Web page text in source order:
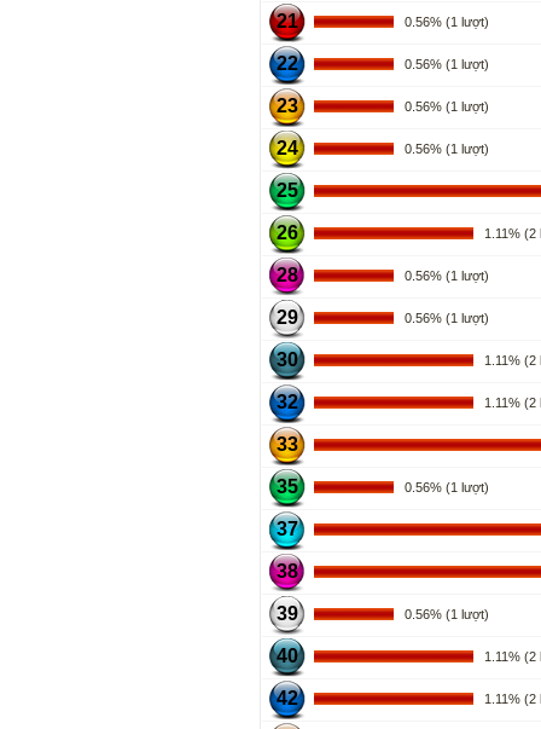
21 0.56% (1 lượt)
22 0.56% (1 lượt)
23 0.56% (1 lượt)
24 0.56% (1 lượt)
25
26 1.11% (2
28 0.56% (1 lượt)
29 0.56% (1 lượt)
30 1.11% (2
32 1.11% (2
33
35 0.56% (1 lượt)
37
38
39 0.56% (1 lượt)
40 1.11% (2
42 1.11% (2